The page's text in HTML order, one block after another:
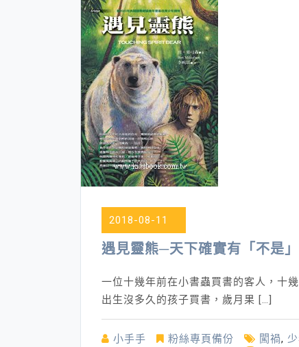
2018-08-11
遇見靈熊─天下確實有「不是
一位十幾年前在小書蟲買書的客人，十
出生沒多久的孩子買書，歲月果 […]
小手手 粉絲專頁備份 闖禍,